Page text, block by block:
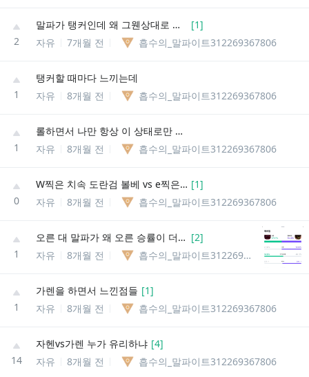
2
말파가 탱커인데 왜 그웬상대로 라인전 좋은거임? [1]
자유
7개월 전 흡수의_말파이트312269367806
1
탱커할 때마다 느끼는데
자유
8개월 전 흡수의_말파이트312269367806
1
롤하면서 나만 항상 이 상태로만 유지됐음 좋겠다고 생각함?
자유
8개월 전 흡수의_말파이트312269367806
0
W찍은 치속 도란검 볼베 vs e찍은 정복자 도란검 세트 [1]
자유
8개월 전 흡수의_말파이트312269367806
1
오른 대 말파가 왜 오른 승률이 더 낮게 나오냐 [2]
자유
8개월 전 흡수의_말파이트312269367806
1
가렌을 하면서 느낀점들 [1]
자유
8개월 전 흡수의_말파이트312269367806
14
자헨vs가렌 누가 유리하냐 [4]
자유
8개월 전 흡수의_말파이트312269367806